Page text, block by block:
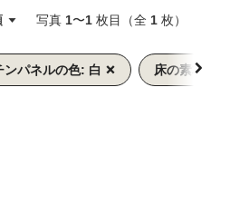
写真 1〜1 枚目（全 1 枚）
ンパネルの色: 白
床の素材: ビ